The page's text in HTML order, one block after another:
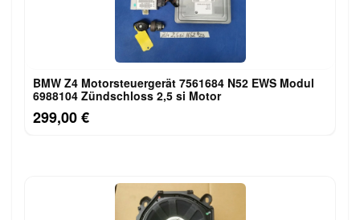
BMW Z4 Motorsteuergerät 7561684 N52 EWS Modul
6988104 Zündschloss 2,5 si Motor
299,00 €